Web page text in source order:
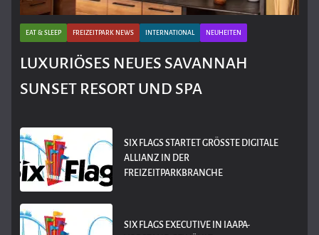
EAT & SLEEP FREIZEITPARK NEWS INTERNATIONAL NEUHEITEN
LUXURIÖSES NEUES SAVANNAH
SUNSET RESORT UND SPA
SIX FLAGS STARTET GRÖSSTE DIGITALE A
LLIANZ IN DER F
REIZEITPARKBRANCHE
SIX FLAGS EXECUTIVE IN IAAPA-